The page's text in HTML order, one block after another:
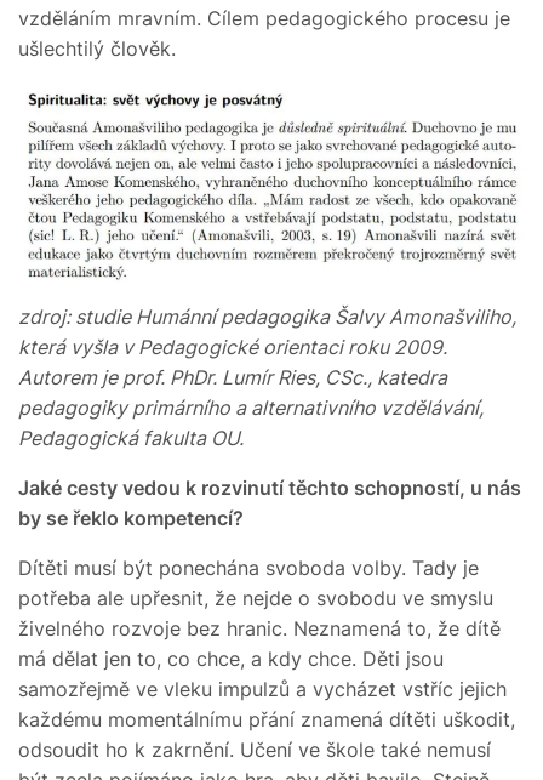
vzděláním mravním. Cílem pedagogického procesu je
ušlechtilý člověk.
zdroj: studie Humánní pedagogika Šalvy Amonašviliho,
která vyšla v Pedagogické orientaci roku 2009.
Autorem je prof. PhDr. Lumír Ries, CSc., katedra
pedagogiky primárního a alternativního vzdělávání,
Pedagogická fakulta OU.
Jaké cesty vedou k rozvinutí těchto schopností, u nás
by se řeklo kompetencí?
Dítěti musí být ponechána svoboda volby. Tady je
potřeba ale upřesnit, že nejde o svobodu ve smyslu
živelného rozvoje bez hranic. Neznamená to, že dítě
má dělat jen to, co chce, a kdy chce. Děti jsou
samozřejmě ve vleku impulzů a vycházet vstříc jejich
každému momentálnímu přání znamená dítěti uškodit,
odsoudit ho k zakrnění. Učení ve škole také nemusí